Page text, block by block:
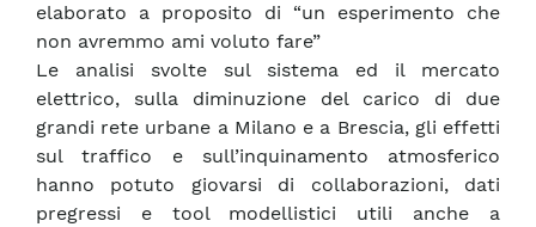
elaborato a proposito di “un esperimento che
non avremmo ami voluto fare”
Le analisi svolte sul sistema ed il mercato
elettrico, sulla diminuzione del carico di due
grandi rete urbane a Milano e a Brescia, gli effetti
sul traffico e sull’inquinamento atmosferico
hanno potuto giovarsi di collaborazioni, dati
pregressi e tool modellistici utili anche a